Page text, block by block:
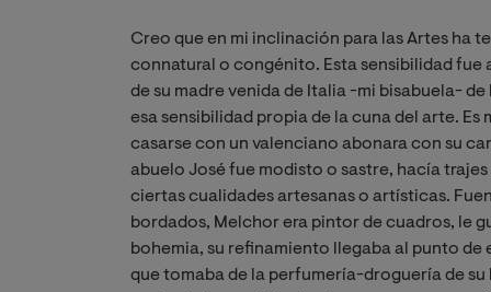
Creo que en mi inclinación para las Artes ha
connatural o congénito. Esta sensibilidad fue
de su madre venida de Italia -mi bisabuela-
esa sensibilidad propia de la cuna del arte. Es
casarse con un valenciano abonara con su
abuelo José fue modisto o sastre, hacía
ciertas cualidades artesanas o artísticas.
bordados, Melchor era pintor de cuadros, le
bohemia, su refinamiento llegaba al punto
que tomaba de la perfumería-droguería de